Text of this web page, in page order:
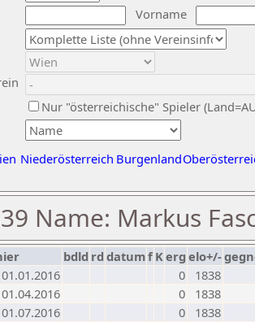
Vorname
Nur "österreichische" Spieler
Niederösterreich Burgenland
Name: Markus
bdld rd datumf Kerg elo+/-
0
1838
0
1838
0
1838